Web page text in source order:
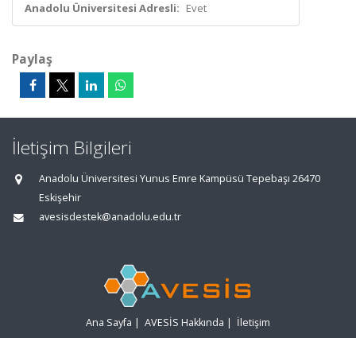
Anadolu Üniversitesi Adresli: Evet
Paylaş
İletişim Bilgileri
Anadolu Üniversitesi Yunus Emre Kampüsü Tepebaşı 26470
Eskişehir
avesisdestek@anadolu.edu.tr
Ana Sayfa | AVESİS Hakkında | İletişim